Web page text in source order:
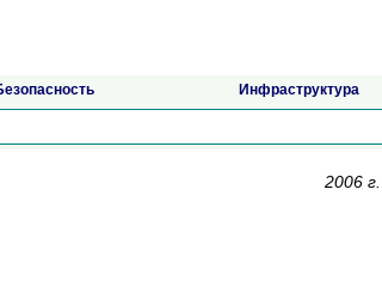
Инфраструктура
2006 г.